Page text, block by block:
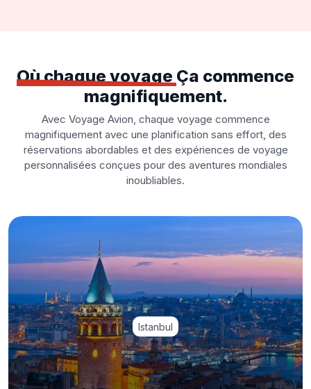
Où chaque voyage Ça commence
magnifiquement.
Avec Voyage Avion, chaque voyage commence
magnifiquement avec une planification sans effort, des
réservations abordables et des expériences de voyage
personnalisées conçues pour des aventures mondiales
inoubliables.
Istanbul